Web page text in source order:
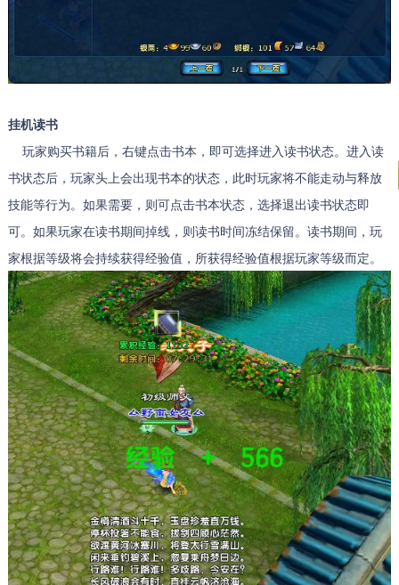
挂机读书
玩家购买书籍后，右键点击书本，即可选择进入读书状态。进入读
书状态后，玩家头上会出现书本的状态，此时玩家将不能走动与释放
技能等行为。如果需要，则可点击书本状态，选择退出读书状态即
可。如果玩家在读书期间掉线，则读书时间冻结保留。读书期间，玩
家根据等级将会持续获得经验值，所获得经验值根据玩家等级而定。